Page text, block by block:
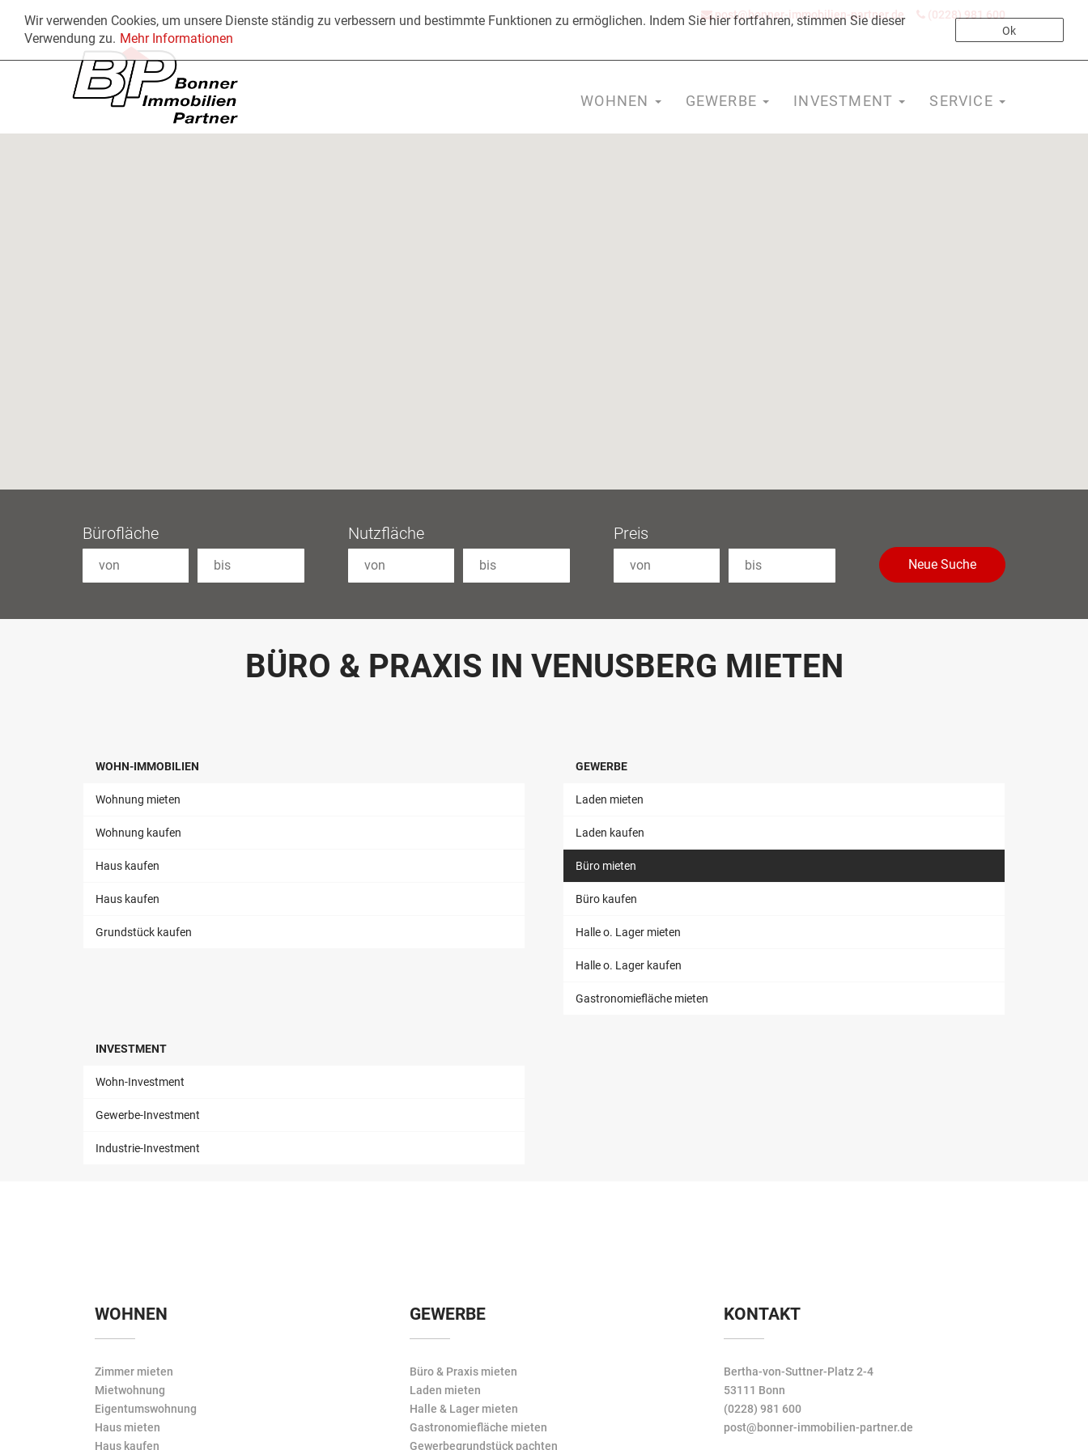
(0228) 981 600
post@bonner-immobilien-partner.de
WOHNEN GEWERBE INVESTMENT SERVICE
Bürofläche Nutzfläche Preis
Neue Suche
BÜRO & PRAXIS IN VENUSBERG MIETEN
WOHN-IMMOBILIEN
Wohnung mieten
Wohnung kaufen
Haus kaufen
Haus kaufen
Grundstück kaufen
GEWERBE
Laden mieten
Laden kaufen
Büro mieten
Büro kaufen
Halle o. Lager mieten
Halle o. Lager kaufen
Gastronomiefläche mieten
INVESTMENT
Wohn-Investment
Gewerbe-Investment
Industrie-Investment
WOHNEN
Zimmer mieten
Mietwohnung
Eigentumswohnung
Haus mieten
Haus kaufen
GEWERBE
Büro & Praxis mieten
Laden mieten
Halle & Lager mieten
Gastronomiefläche mieten
Gewerbegrundstück pachten
KONTAKT
Bertha-von-Suttner-Platz 2-4
53111 Bonn
(0228) 981 600
post@bonner-immobilien-partner.de
Wir verwenden Cookies, um unsere Dienste ständig zu verbessern und bestimmte Funktionen zu ermöglichen. Indem Sie hier fortfahren, stimmen Sie dieser
Verwendung zu. Mehr Informationen Ok